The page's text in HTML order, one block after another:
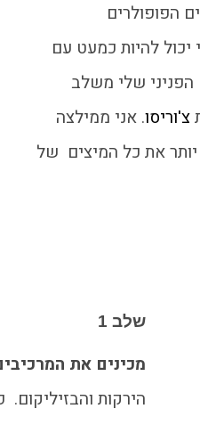
הפופולרים
יכול להיות כמעט עם
הפניני שלי משלב
צ'וריסו. אני ממילצה
את כל המיצים של
שלב 1
מכינים את
הירקות